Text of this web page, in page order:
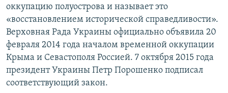
оккупацию полуострова и называет это
«восстановлением исторической справедливости».
Верховная Рада Украины официально объявила 20
февраля 2014 года началом временной оккупации
Крыма и Севастополя Россией. 7 октября 2015 года
президент Украины Петр Порошенко подписал
соответствующий закон.